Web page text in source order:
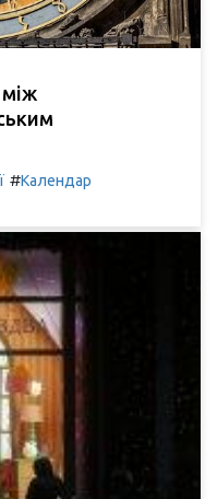
між
#Календар